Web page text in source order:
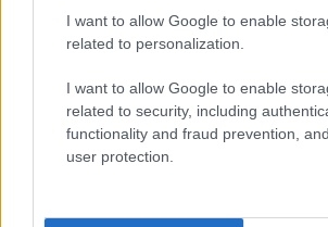
I want to allow Google to enable
related to personalization.
I want to allow Google to enable
related to security, including
functionality and fraud prevention,
user protection.